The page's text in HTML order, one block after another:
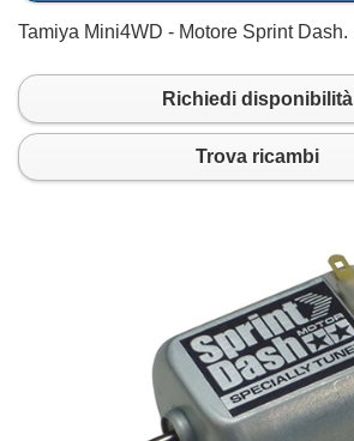
Tamiya Mini4WD - Motore Sprint Dash.
Richiedi disponibilità
Trova ricambi